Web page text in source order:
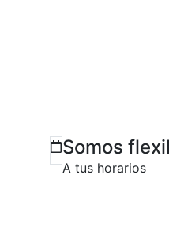
Somos
A tus horarios